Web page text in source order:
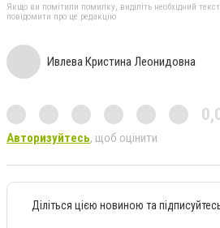
Якщо ви помітили помилку, виділіть необхідний
повідомити про це редакцію
Ивлева Кристина Леонидовна
Авторизуйтесь, щоб оцінити
Діліться цією новиною та